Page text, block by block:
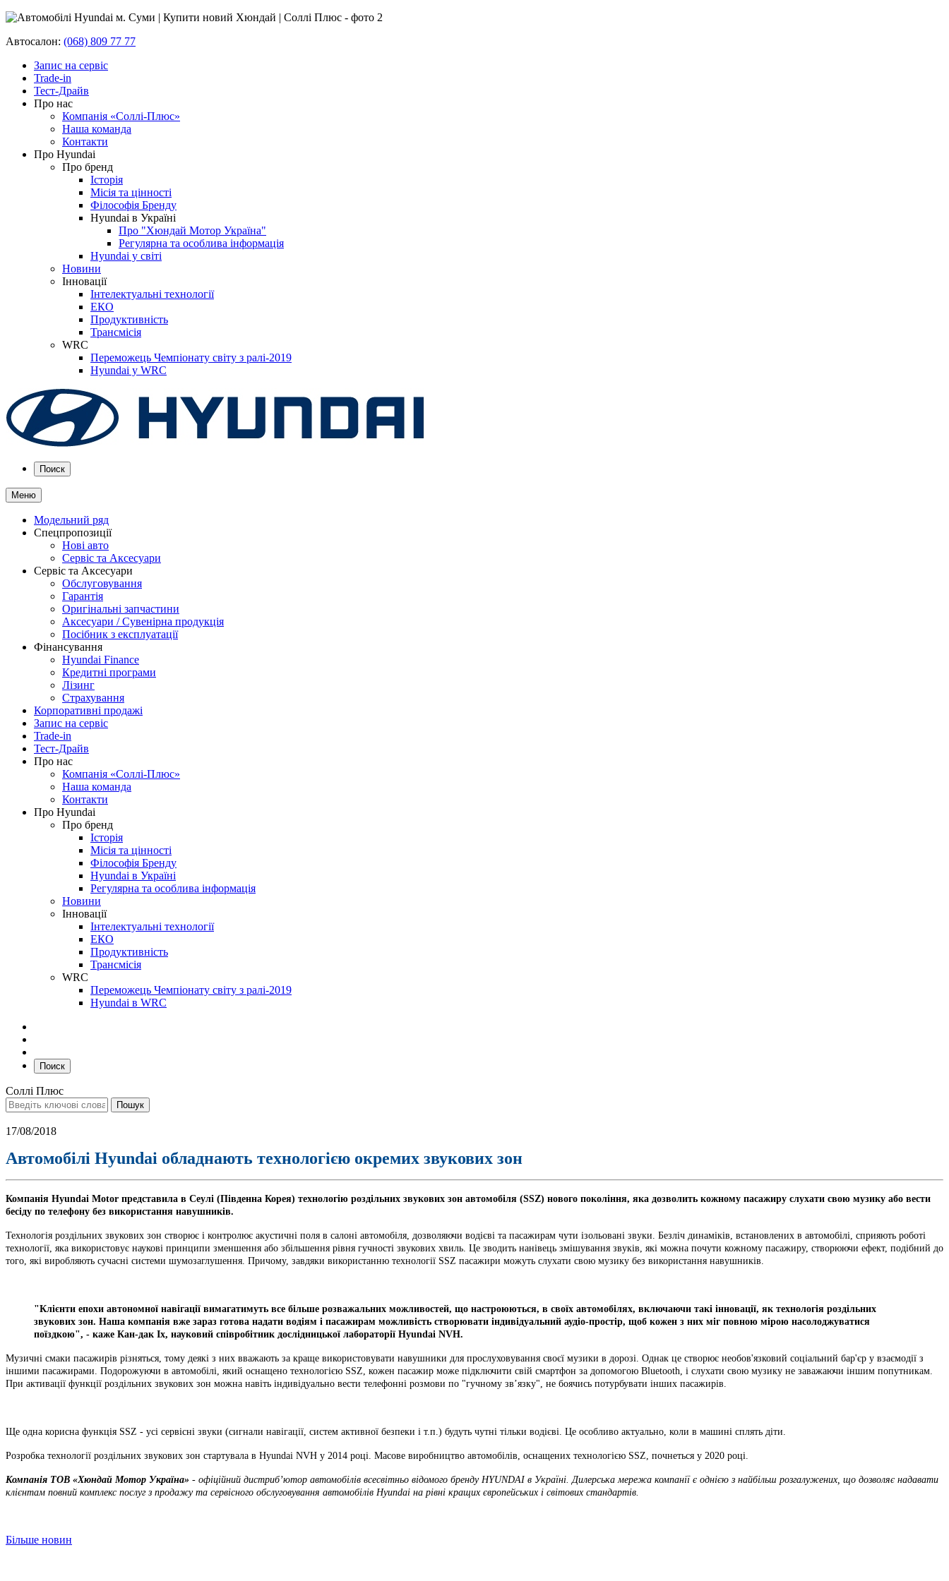
Автосалон: (068) 809 77 77
Запис на сервіс
Trade-in
Тест-Драйв
Про нас
Компанія «Соллі-Плюс»
Наша команда
Контакти
Про Hyundai
Про бренд
Історія
Місія та цінності
Філософія Бренду
Hyundai в Україні
Про "Хюндай Мотор Україна"
Регулярна та особлива інформація
Hyundai у світі
Новини
Інновації
Інтелектуальні технології
ЕКО
Продуктивність
Трансмісія
WRC
Переможець Чемпіонату світу з ралі-2019
Hyundai у WRC
Поиск
Меню
Модельний ряд
Спецпропозиції
Нові авто
Сервіс та Аксесуари
Сервіс та Аксесуари
Обслуговування
Гарантія
Оригінальні запчастини
Аксесуари / Сувенірна продукція
Посібник з експлуатації
Фінансування
Hyundai Finance
Кредитні програми
Лізинг
Страхування
Корпоративні продажі
Запис на сервіс
Trade-in
Тест-Драйв
Про нас
Компанія «Соллі-Плюс»
Наша команда
Контакти
Про Hyundai
Про бренд
Історія
Місія та цінності
Філософія Бренду
Hyundai в Україні
Регулярна та особлива інформація
Новини
Інновації
Інтелектуальні технології
ЕКО
Продуктивність
Трансмісія
WRC
Переможець Чемпіонату світу з ралі-2019
Hyundai в WRC
Поиск
Соллі Плюс
17/08/2018
Автомобілі Hyundai обладнають технологією окремих звукових зон
Компанія Hyundai Motor представила в Сеулі (Південна Корея) технологію роздільних звукових зон автомобіля (SSZ) нового покоління, яка дозволить кожному пасажиру слухати свою музику або вести
бесіду по телефону без використання навушників.
Технологія роздільних звукових зон створює і контролює акустичні поля в салоні автомобіля, дозволяючи водієві та пасажирам чути ізольовані звуки. Безліч динаміків, встановлених в автомобілі, сприяють роботі
технології, яка використовує наукові принципи зменшення або збільшення рівня гучності звукових хвиль. Це зводить нанівець змішування звуків, які можна почути кожному пасажиру, створюючи ефект, подібний до
того, які виробляють сучасні системи шумозаглушення. Причому, завдяки використанню технології SSZ пасажири можуть слухати свою музику без використання навушників.
"Клієнти епохи автономної навігації вимагатимуть все більше розважальних можливостей, що настроюються, в своїх автомобілях, включаючи такі інновації, як технологія роздільних
звукових зон. Наша компанія вже зараз готова надати водіям і пасажирам можливість створювати індивідуальний аудіо-простір, щоб кожен з них міг повною мірою насолоджуватися
поїздкою", - каже Кан-дак Іх, науковий співробітник дослідницької лабораторії Hyundai NVH.
Музичні смаки пасажирів різняться, тому деякі з них вважають за краще використовувати навушники для прослуховування своєї музики в дорозі. Однак це створює необов'язковий соціальний бар'єр у взаємодії з
іншими пасажирами. Подорожуючи в автомобілі, який оснащено технологією SSZ, кожен пасажир може підключити свій смартфон за допомогою Bluetooth, і слухати свою музику не заважаючи іншим попутникам.
При активації функції роздільних звукових зон можна навіть індивідуально вести телефонні розмови по "гучному зв’язку", не боячись потурбувати інших пасажирів.
Ще одна корисна функція SSZ - усі сервісні звуки (сигнали навігації, систем активної безпеки і т.п.) будуть чутні тільки водієві. Це особливо актуально, коли в машині сплять діти.
Розробка технології роздільних звукових зон стартувала в Hyundai NVH у 2014 році. Масове виробництво автомобілів, оснащених технологією SSZ, почнеться у 2020 році.
Компанія ТOВ «Хюндай Мотор Україна» - офіційний дистриб’ютор автомобілів всесвітньо відомого бренду HYUNDAI в Україні. Дилерська мережа компанії є однією з найбільш розгалужених, що дозволяє надавати
клієнтам повний комплекс послуг з продажу та сервісного обслуговування автомобілів Hyundai на рівні кращих європейських і світових стандартів.
Більше новин